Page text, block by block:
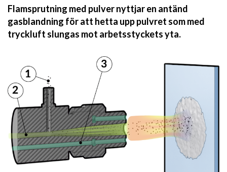
Flamsprutning med pulver nyttjar en antänd
gasblandning för att hetta upp pulvret som med
tryckluft slungas mot arbetsstyckets yta.